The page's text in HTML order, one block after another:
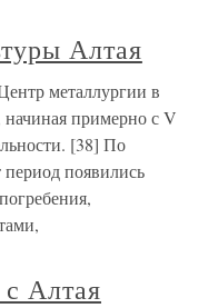
Алтая
металлургии в
примерно с V
[38] По
появились
Алтая